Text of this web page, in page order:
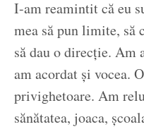
I-am reamintit că eu
mea să pun limite, să
să dau o direcție.
am acordat și vocea.
privighetoare. Am
sănătatea, joaca,